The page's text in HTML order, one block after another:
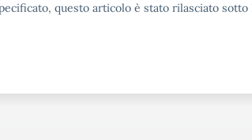
questo articolo è stato rilasciato